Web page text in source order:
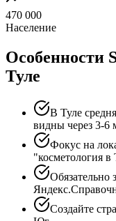
470 000
Население
Особенности
Туле
В Туле
видны через 3-6
Фокус на
"косметология в
Обязательно
Создайте